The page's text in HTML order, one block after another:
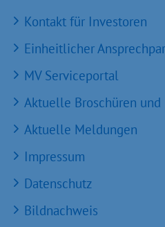
Kontakt für Investoren
Einheitlicher
MV Serviceportal
Aktuelle Broschüren und
Aktuelle Meldungen
Impressum
Datenschutz
Bildnachweis